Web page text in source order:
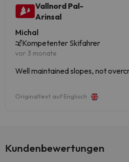
Vallnord Pal-
Arinsal
Michal
Kompetenter Skifahrer
vor 3 monate
Well maintained slopes, not
Originaltext auf Englisch
Kundenbewertungen